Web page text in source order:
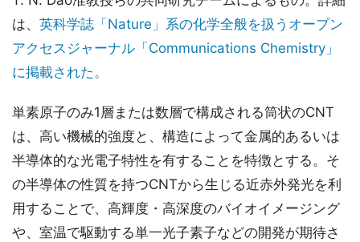
は、 英科学誌「Nature」系の化学全般を扱うオープン
アクセスジャーナル「Communications Chemistry」
に掲載された。
単素原子のみ1層または数層で構成される筒状のCNT
は、高い機械的強度と、構造によって金属的あるいは
半導体的な光電子特性を有することを特徴とする。そ
の半導体の性質を持つCNTから生じる近赤外発光を利
用することで、高輝度・高深度のバイオイメージング
や、室温で駆動する単一光子素子などの開発が期待さ